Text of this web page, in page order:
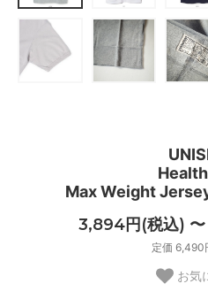
Max Weight
3,894円(税込)
定価 6,490
お気